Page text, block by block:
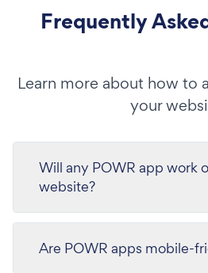
Frequently
Learn more about how to
your
Will any POWR app work
website?
Are POWR apps mobile-